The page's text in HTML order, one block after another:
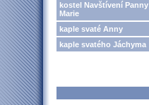
kostel Navštívení Panny
Marie
kaple svaté Anny
kaple svatého Jáchyma